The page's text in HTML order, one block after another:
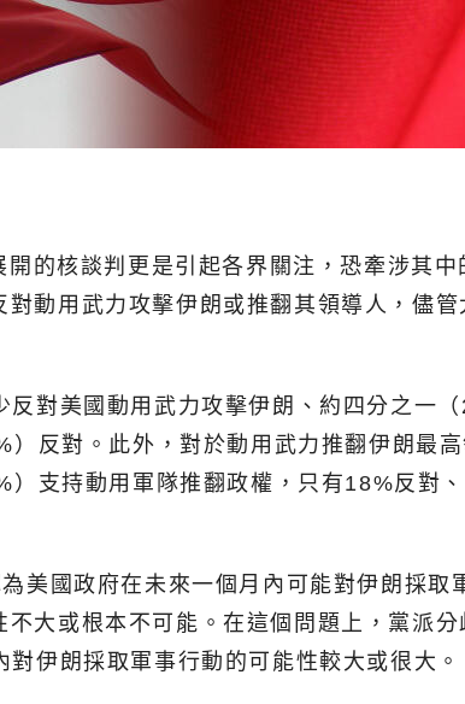
的核談判更是引起各界關注，恐牽涉其
動用武力攻擊伊朗或推翻其領導人，儘
對美國動用武力攻擊伊朗、約四分之一
反對。此外，對於動用武力推翻伊朗最
支持動用軍隊推翻政權，只有18%反對
美國政府在未來一個月內可能對伊朗採
大或根本不可能。在這個問題上，黨派
伊朗採取軍事行動的可能性較大或很大。